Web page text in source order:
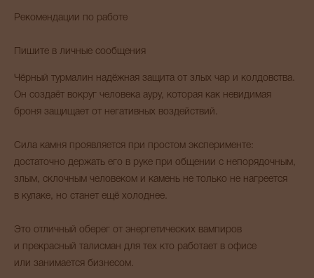
Рекомендации по работе
Пишите в личные сообщения
Чёрный турмалин надёжная защита от злых чар и колдовства.
Он создаёт вокруг человека ауру, которая как невидимая
броня защищает от негативных воздействий.
Сила камня проявляется при простом эксперименте:
достаточно держать его в руке при общении с непорядочным,
злым, склочным человеком и камень не только не нагреется
в кулаке, но станет ещё холоднее.
Это отличный оберег от энергетических вампиров
и прекрасный талисман для тех кто работает в офисе
или занимается бизнесом.